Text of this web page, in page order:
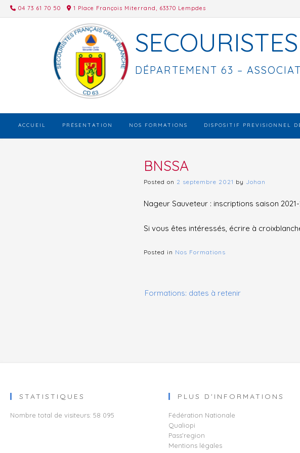
Skip
to
04 73 61 70 50 1 Place François Miterrand, 63370 Lempdes
DÉPARTEMENT 63 –
ACCUEIL PRÉSENTATION NOS FORMATIONS DISPOSITIF PREVISIONNEL
BNSSA
Posted on 2 septembre 2021 by Johan
Nageur Sauveteur : inscriptions saison
Si vous êtes intéressés, écrire à
Posted in Nos Formations
Navigation
Formations: dates à retenir
STATISTIQUES
Nombre total de visiteurs: 58 095
PLUS D'INFORMATIONS
Fédération Nationale
Qualiopi​​​​​​​
Pass'region
Mentions légales